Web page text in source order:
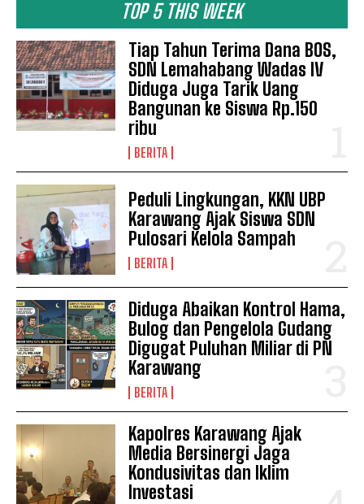
TOP 5 THIS WEEK
Tiap Tahun Terima Dana BOS,
SDN Lemahabang Wadas IV
Diduga Juga Tarik Uang
Bangunan ke Siswa Rp.150
ribu
BERITA
Peduli Lingkungan, KKN UBP
Karawang Ajak Siswa SDN
Pulosari Kelola Sampah
BERITA
Diduga Abaikan Kontrol Hama,
Bulog dan Pengelola Gudang
Digugat Puluhan Miliar di PN
Karawang
BERITA
Kapolres Karawang Ajak
Media Bersinergi Jaga
Kondusivitas dan Iklim
Investasi